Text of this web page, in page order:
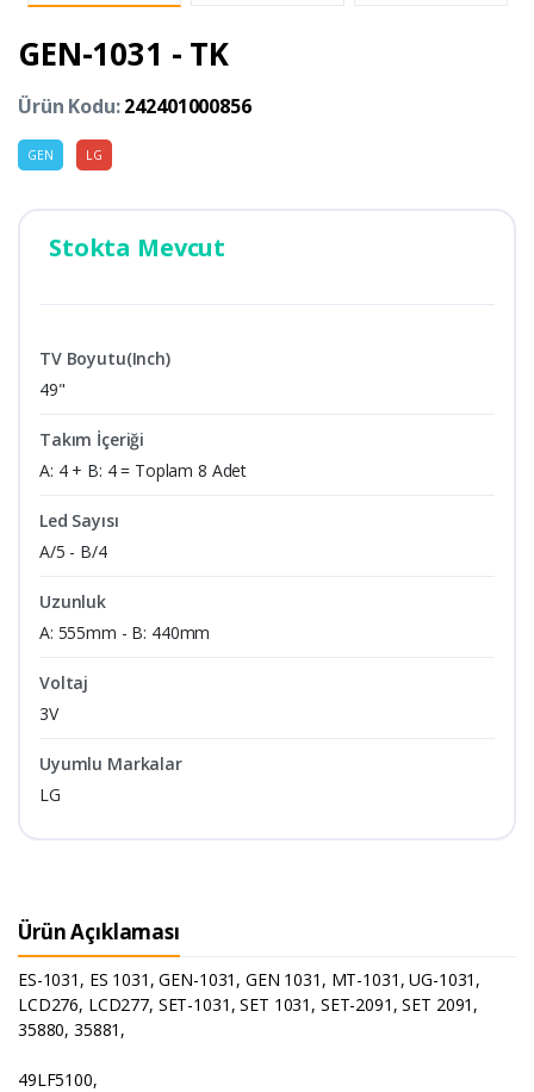
GEN-1031 - TK
Ürün Kodu:242401000856
GEN LG
Stokta Mevcut
TV Boyutu(Inch)
49"
Takım İçeriği
A: 4 + B: 4 = Toplam 8 Adet
Led Sayısı
A/5 - B/4
Uzunluk
A: 555mm - B: 440mm
Voltaj
3V
Uyumlu Markalar
LG
Ürün Açıklaması
ES-1031, ES 1031, GEN-1031, GEN 1031, MT-1031, UG-1031,
LCD276, LCD277, SET-1031, SET 1031, SET-2091, SET 2091,
35880, 35881,
49LF5100,